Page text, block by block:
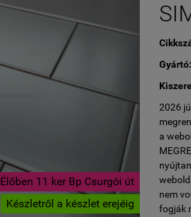
Élőben 11 ker Bp Csurgói út
Készletről a készlet erejéig
2026
a
nem
fogják